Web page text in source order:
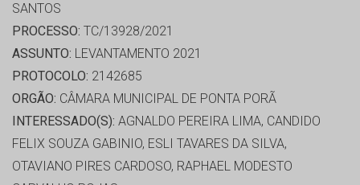
SANTOS
PROCESSO: TC/13928/2021
ASSUNTO: LEVANTAMENTO 2021
PROTOCOLO: 2142685
ORGÃO: CÂMARA MUNICIPAL DE PONTA PORÃ
INTERESSADO(S): AGNALDO PEREIRA LIMA, CANDIDO
FELIX SOUZA GABINIO, ESLI TAVARES DA SILVA,
OTAVIANO PIRES CARDOSO, RAPHAEL MODESTO